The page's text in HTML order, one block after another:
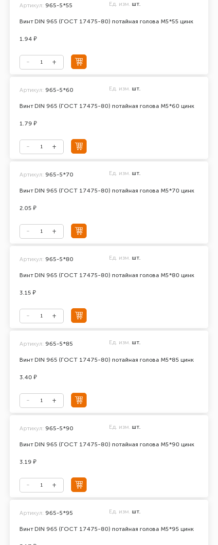
Винт DIN 965 (ГОСТ 17475-80) потайная голова М5*55 цинк
Артикул: 965-5*55 Ед. изм. шт.
1.94 ₽
Винт DIN 965 (ГОСТ 17475-80) потайная голова М5*60 цинк
Артикул: 965-5*60 Ед. изм. шт.
1.79 ₽
Винт DIN 965 (ГОСТ 17475-80) потайная голова М5*70 цинк
Артикул: 965-5*70 Ед. изм. шт.
2.05 ₽
Винт DIN 965 (ГОСТ 17475-80) потайная голова М5*80 цинк
Артикул: 965-5*80 Ед. изм. шт.
3.15 ₽
Винт DIN 965 (ГОСТ 17475-80) потайная голова М5*85 цинк
Артикул: 965-5*85 Ед. изм. шт.
3.40 ₽
Винт DIN 965 (ГОСТ 17475-80) потайная голова М5*90 цинк
Артикул: 965-5*90 Ед. изм. шт.
3.19 ₽
Винт DIN 965 (ГОСТ 17475-80) потайная голова М5*95 цинк
Артикул: 965-5*95 Ед. изм. шт.